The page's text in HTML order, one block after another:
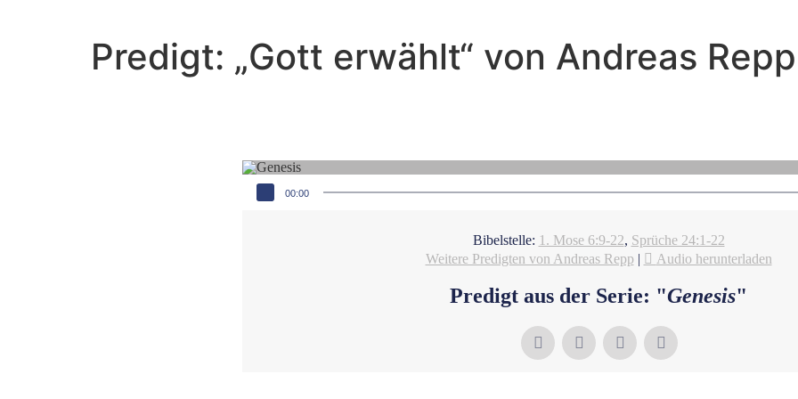
Predigt: „Gott erwählt“ von Andreas Repp
Audio-Player
00:00
Bibelstelle: 1. Mose 6:9-22, Sprüche 24:1-22
Weitere Predigten von Andreas Repp | Audio herunterladen
Predigt aus der Serie: "Genesis"